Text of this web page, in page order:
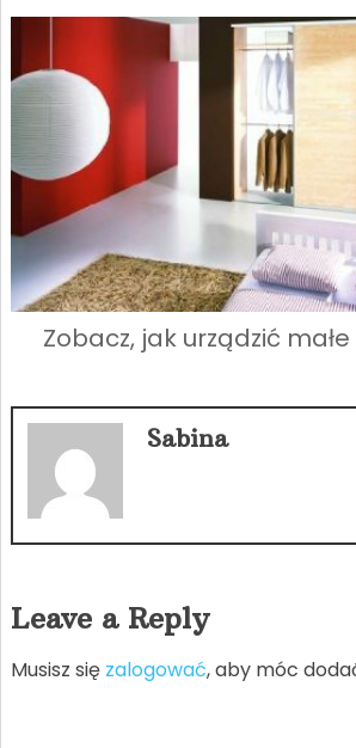
Zobacz, jak urządzić
Sabina
Leave a Reply
Musisz się zalogować, aby móc